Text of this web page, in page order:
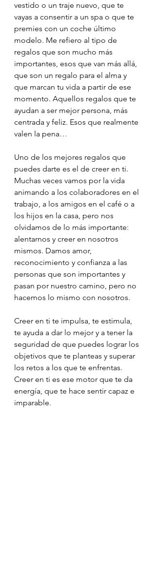
vestido o un traje nuevo, que te
vayas a consentir a un spa o que te
premies con un coche último
modelo. Me refiero al tipo de
regalos que son mucho más
importantes, esos que van más allá,
que son un regalo para el alma y
que marcan tu vida a partir de ese
momento. Aquellos regalos que te
ayudan a ser mejor persona, más
centrada y feliz. Esos que realmente
valen la pena…
Uno de los mejores regalos que
puedes darte es el de creer en ti.
Muchas veces vamos por la vida
animando a los colaboradores en el
trabajo, a los amigos en el café o a
los hijos en la casa, pero nos
olvidamos de lo más importante:
alentarnos y creer en nosotros
mismos. Damos amor,
reconocimiento y confianza a las
personas que son importantes y
pasan por nuestro camino, pero no
hacemos lo mismo con nosotros.
Creer en ti te impulsa, te estimula,
te ayuda a dar lo mejor y a tener la
seguridad de que puedes lograr los
objetivos que te planteas y superar
los retos a los que te enfrentas.
Creer en ti es ese motor que te da
energía, que te hace sentir capaz e
imparable.